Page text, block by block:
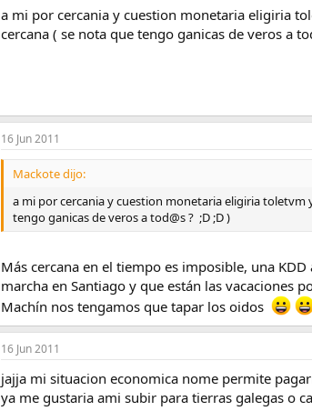
a mi por cercania y cuestion monetaria eligiria
cercana ( se nota que tengo ganicas de veros a
16 Jun 2011
Mackote dijo:
a mi por cercania y cuestion monetaria eligiria toletvm
tengo ganicas de veros a tod@s ? ;D ;D )
Más cercana en el tiempo es imposible, una
marcha en Santiago y que están las vacaciones
Machín nos tengamos que tapar los oidos
16 Jun 2011
jajja mi situacion economica nome permite
ya me gustaria ami subir para tierras galegas o